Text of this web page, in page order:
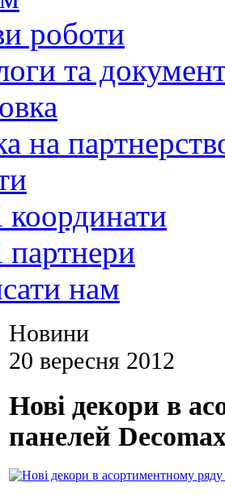
роботи
та
на
нам
Новини
20 вересня 2012
Нові декори в
панелей